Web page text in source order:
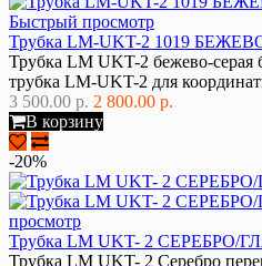
Быстрый просмотр
Трубка LM-UKT-2 1019
Трубка LM UKT-2 бежево-серая
трубка LM-UKT-2 для
3 500.00 р. 2 800.00 р.
В корзину
-20%
просмотр
Трубка LM UKT- 2 СЕРЕБРО/
Трубка LM UKT- 2 Серебро